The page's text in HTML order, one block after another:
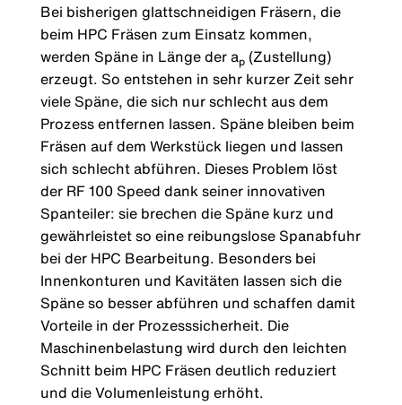
Bei bisherigen glattschneidigen Fräsern, die
beim HPC Fräsen zum Einsatz kommen,
werden Späne in Länge der ap(Zustellung)
erzeugt. So entstehen in sehr kurzer Zeit sehr
viele Späne, die sich nur schlecht aus dem
Prozess entfernen lassen. Späne bleiben beim
Fräsen auf dem Werkstück liegen und lassen
sich schlecht abführen. Dieses Problem löst
der RF 100 Speed dank seiner innovativen
Spanteiler: sie brechen die Späne kurz und
gewährleistet so eine reibungslose Spanabfuhr
bei der HPC Bearbeitung. Besonders bei
Innenkonturen und Kavitäten lassen sich die
Späne so besser abführen und schaffen damit
Vorteile in der Prozesssicherheit. Die
Maschinenbelastung wird durch den leichten
Schnitt beim HPC Fräsen deutlich reduziert
und die Volumenleistung erhöht.